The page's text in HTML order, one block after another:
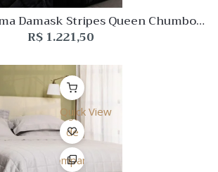
Damask Stripes Queen Chumbo
300 fios Buddemeyer
R$ 1.221,50
Quick View
Lista
de
Desejo
Comparar